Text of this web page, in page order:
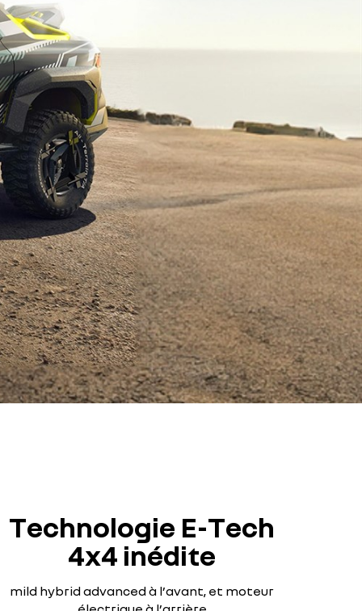
Technologie E-Tech
4x4 inédite
mild hybrid advanced à l’avant, et moteur